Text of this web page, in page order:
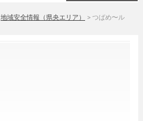
地域安全情報（県央エリア） > つばめ〜ル